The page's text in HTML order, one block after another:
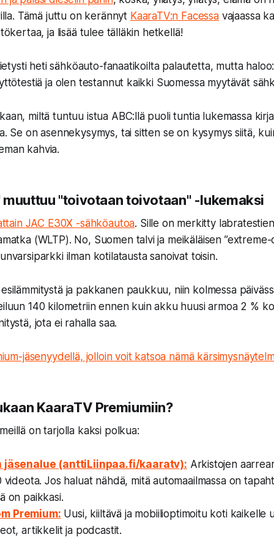
Tämä juttu on kerännyt KaaraTV:n Facessavajaassa
ja lisää tulee tälläkin hetkellä!
heti sähköauto-fanaatikoilta palautetta, mutta
ja olen testannut kaikki Suomessa myytävät
miltä tuntuu istua ABC:llä puoli tuntia lukemassa
Se on asennekysymys, tai sitten se on kysymys siitä,
kahvia.
muuttuu "toivotaan toivotaan" -lukemaksi
JAC E30X -sähköautoa. Sille on merkitty
(WLTP). No, Suomen talvi ja meikäläisen
ilman kotilatausta sanoivat toisin.
ja pakkanen paukkuu, niin kolmessa
140 kilometriin ennen kuin akku huusi armoa 2 %
jota ei rahalla saa.
jäsenyydellä, jolloin voit katsoa nämä
KaaraTV Premiumiin?
on tarjolla kaksi polkua:
jäsenalue (anttiLiinpaa.fi/kaaratv): Arkistojen
Jos haluat nähdä, mitä automaailmassa on
on paikkasi.
Premium: Uusi, kiiltävä ja mobiilioptimoitu koti kaikelle
artikkelit ja podcastit.